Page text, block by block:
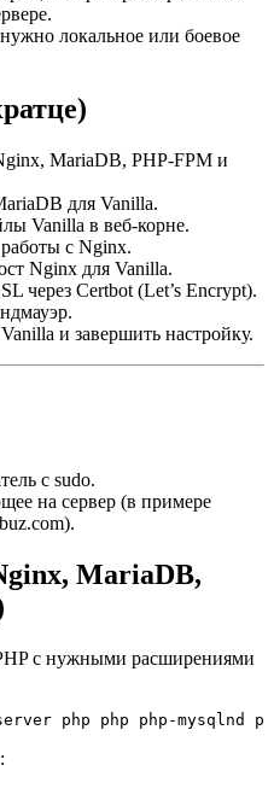
локальное или боевое
MariaDB, PHP-FPM и
для Vanilla.
Vanilla в веб-корне.
с Nginx.
Nginx для Vanilla.
через Certbot (Let’s Encrypt).
и завершить настройку.
с sudo.
на сервер (в примере
MariaDB,
с нужными расширениями
php php php-mysqlnd